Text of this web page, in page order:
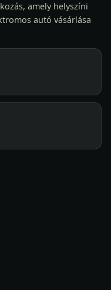
amely helyszíni
autó vásárlása